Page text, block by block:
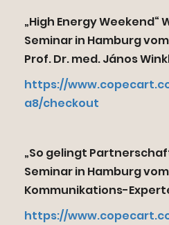
„High Energy Weekend“
Seminar in Hamburg vom
Prof. Dr. med. János
https://
a8/checkout
„So gelingt
Seminar in Hamburg vom
Kommunikations-
https://